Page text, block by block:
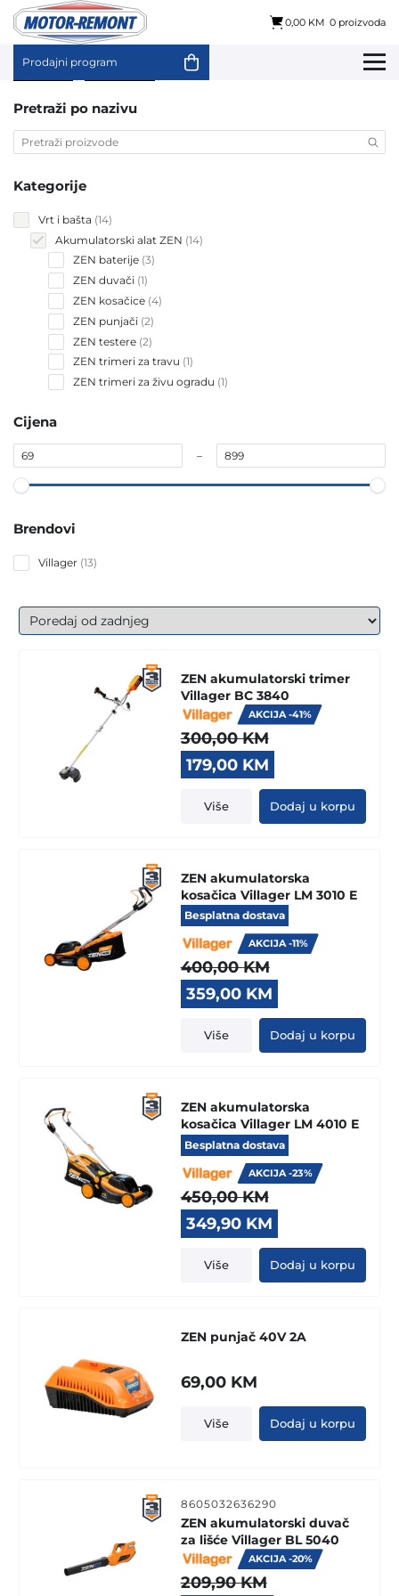
0,00 KM 0 proizvoda
Prodajni program
Početna Vrt i bašta
/ Akumulatorski alat ZEN
Pretraži po nazivu
Kategorije
Vrt i bašta 1414
Akumulatorski alat ZEN 1414
ZEN baterije 33
ZEN duvači 11
product
ZEN kosačice 44
ZEN punjači 22
ZEN testere 22
products
ZEN trimeri za travu 11
product
ZEN trimeri za živu ogradu 11
Cijena
–
Brendovi
Villager 1313
ZEN akumulatorski trimer
Villager BC 3840
AKCIJA -41%
300,00KM
Original
price
was:
300,00 KM.
179,00 KM
price
is:
179,00 KM.
Više Dodaj u korpu
ZEN akumulatorska
kosačica Villager LM 3010 E
Besplatna dostava
AKCIJA -11%
400,00KM
Original
price
was:
400,00 KM.
359,00 KM
price
is:
359,00 KM.
Više Dodaj u korpu
ZEN akumulatorska
kosačica Villager LM 4010 E
Besplatna dostava
AKCIJA -23%
450,00KM
Original
price
was:
450,00 KM.
349,90 KM
price
is:
349,90 KM.
Više Dodaj u korpu
ZEN punjač 40V 2A
69,00 KM
Više Dodaj u korpu
8605032636290
ZEN akumulatorski duvač
za lišće Villager BL 5040
AKCIJA -20%
209,90KM